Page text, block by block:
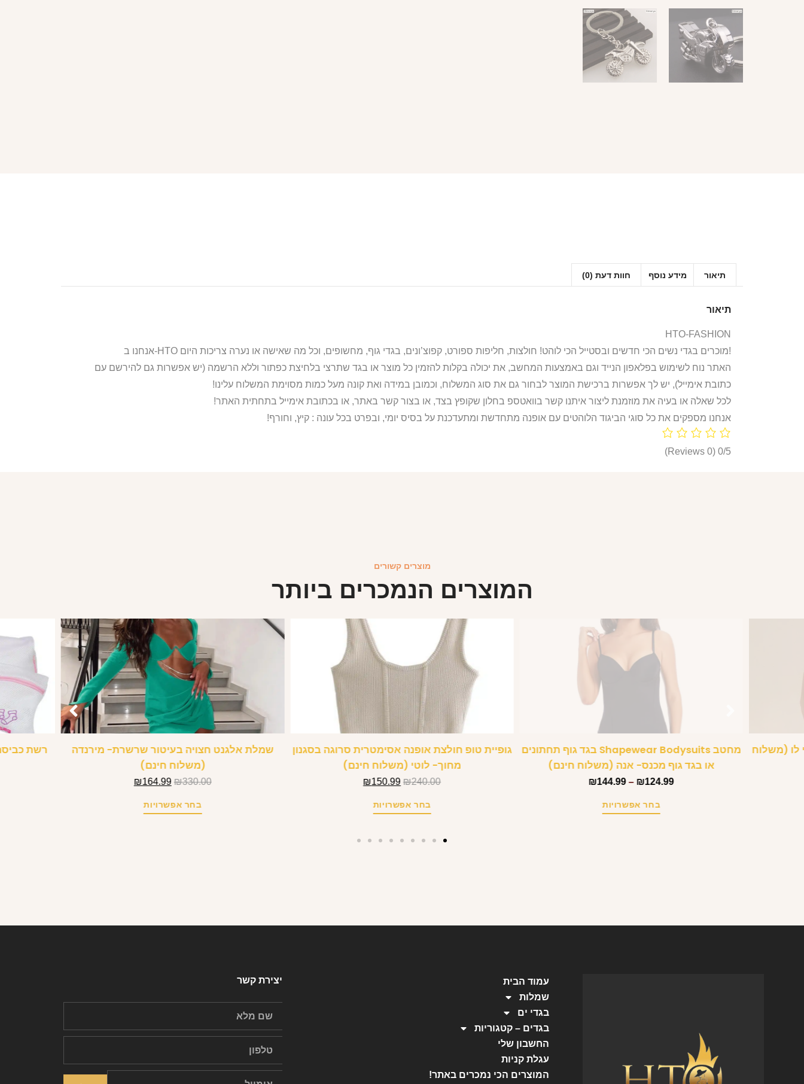
תיאור מידע נוסף חוות דעת (0)
תיאור
HTO-FASHION
אנחנו ב-HTO מוכרים בגדי נשים הכי חדשים ובסטייל הכי לוהט! חולצות, חליפות ספורט, קפוצ’ונים, בגדי גוף, מחשופים, וכל מה שאישה או נערה צריכות היום!
האתר נוח לשימוש בפלאפון הנייד וגם באמצעות המחשב, את יכולה בקלות להזמין כל מוצר או בגד שתרצי בלחיצת כפתור וללא הרשמה (יש אפשרות גם להירשם עם
כתובת אימייל), יש לך אפשרות ברכישת המוצר לבחור גם את סוג המשלוח, וכמובן במידה ואת קונה מעל כמות מסוימת המשלוח עלינו!
לכל שאלה או בעיה את מוזמנת ליצור איתנו קשר בוואטספ בחלון שקופץ בצד, או בצור קשר באתר, או בכתובת אימייל בתחתית האתר!
אנחנו מספקים את כל סוגי הביגוד הלוהטים עם אופנה מתחדשת ומתעדכנת על בסיס יומי, ובפרט בכל עונה : קיץ, וחורף!
0/5
(0 Reviews)
מוצרים קשורים
המוצרים הנמכרים ביותר
לו (משלוח
מחטב Shapewear Bodysuits בגד גוף תחתונים
או בגד גוף מכנס- אנה (משלוח חינם)
₪124.99
–
₪144.99
בחר אפשרויות
גופיית טופ חולצת אופנה אסימטרית סרוגה בסגנון
מחוך- לוטי (משלוח חינם)
₪240.00
₪150.99
בחר אפשרויות
שמלת אלגנט חצויה בעיטור שרשרת- מירנדה
(משלוח חינם)
₪330.00
₪164.99
בחר אפשרויות
רשת
עמוד הבית
שמלות
בגדי ים
בגדים – קטגוריות
החשבון שלי
עגלת קניות
המוצרים הכי נמכרים באתר!
יצירת קשר